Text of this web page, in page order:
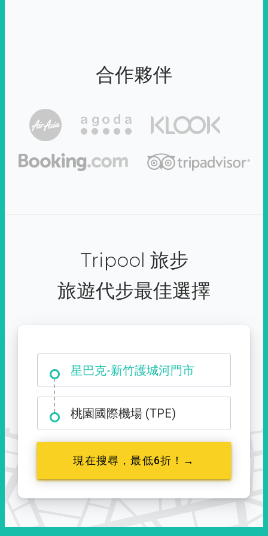
合作夥伴
Tripool 旅步
旅遊代步最佳選擇
大霸尖山登山口
桃園國際機場 (TPE)
現在搜尋，最低6折！→